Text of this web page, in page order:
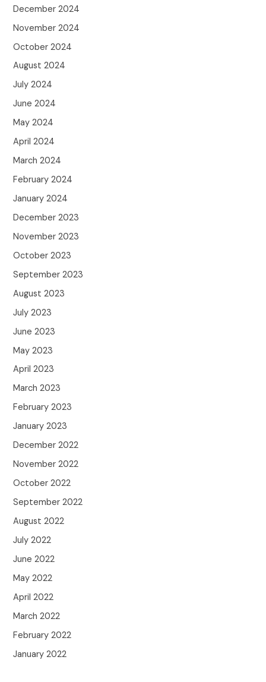
December 2024
November 2024
October 2024
August 2024
July 2024
June 2024
May 2024
April 2024
March 2024
February 2024
January 2024
December 2023
November 2023
October 2023
September 2023
August 2023
July 2023
June 2023
May 2023
April 2023
March 2023
February 2023
January 2023
December 2022
November 2022
October 2022
September 2022
August 2022
July 2022
June 2022
May 2022
April 2022
March 2022
February 2022
January 2022